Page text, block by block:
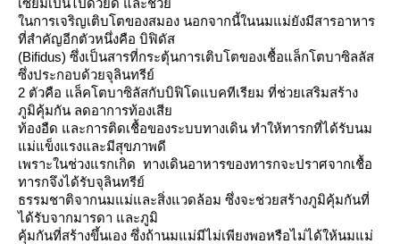
นการเจริญเติบโตของสมอง นอกจากนี้ในนมแม่ยังมีสารอาหาร
ที่สำคัญอีกตัวหนึ่งคือ บิฟิดัส
(Bifidus) ซึ่งเป็นสารที่กระตุ้นการเติบโตของเชื้อแล็กโตบาซิลลัส
ซึ่งประกอบด้วยจุลินทรีย์
2 ตัวคือ แล็คโตบาซิลัสกับบิฟิโดแบคทีเรียม ที่ช่วยเสริมสร้าง
ภูมิคุ้มกัน ลดอาการท้องเสี
ท้องอืด และการติดเชื้อของระบบทางเดิน ทำให้ทารกที่ได้รับนม
ม่แข็งแรงและมีสุขภาพดี
เพราะในช่วงแรกเกิด ทางเดินอาหารของทารกจะปราศจากเชื้อ
ทารกจึงได้รับจุลินทรีย์
ธรรมชาติจากนมแม่และสิ่งแวดล้อม ซึ่งจะช่วยสร้างภูมิคุ้มกันที่
ได้รับจากมารดา และภูมิ
คุ้มกันที่สร้างขึ้นเอง ซึ่งถ้านมแม่มีไม่เพียงพอหรือไม่ได้ให้นมแม่